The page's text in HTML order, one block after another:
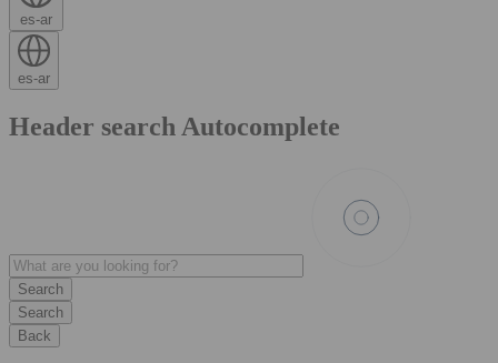
es-ar
es-ar
Header search Autocomplete
Search
Back